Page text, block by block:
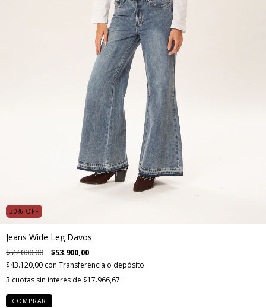
30% OFF
Jeans Wide Leg Davos
$77.000,00 $53.900,00
$43.120,00 con Transferencia o depósito
3 cuotas sin interés de $17.966,67
COMPRAR